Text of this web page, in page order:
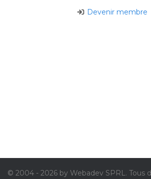
Devenir membre
© 2004 - 2026 by Webadev SPRL. Tous